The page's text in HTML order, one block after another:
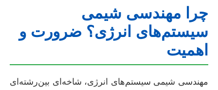
چرا مهندسی شیمی
سیستم‌های انرژی؟ ضرورت و
اهمیت
مهندسی شیمی سیستم‌های انرژی، شاخه‌ای بین‌رشته‌ای